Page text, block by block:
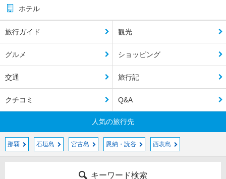
ホテル
旅行ガイド 観光
グルメ ショッピング
交通 旅行記
クチコミ Q&A
人気の旅行先
那覇 石垣島 宮古島 恩納・読谷 西表島
キーワード検索